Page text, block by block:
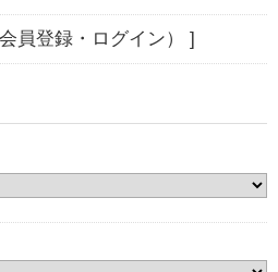
員登録・ログイン） ]